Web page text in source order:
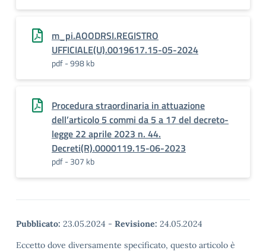
m_pi.AOODRSI.REGISTRO
UFFICIALE(U).0019617.15-05-2024
pdf - 998 kb
Procedura straordinaria in attuazione
dell’articolo 5 commi da 5 a 17 del decreto-
legge 22 aprile 2023 n. 44.
Decreti(R).0000119.15-06-2023
pdf - 307 kb
Pubblicato: 23.05.2024 - Revisione: 24.05.2024
Eccetto dove diversamente specificato, questo articolo è